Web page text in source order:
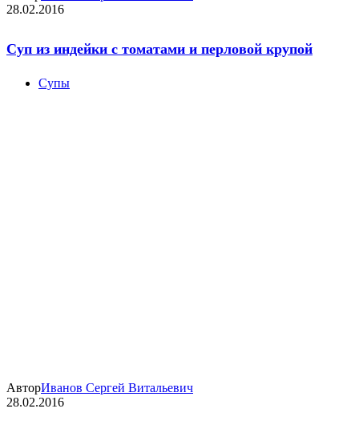
28.02.2016
Суп из индейки с томатами и перловой крупой
Супы
АвторИванов Сергей Витальевич
28.02.2016